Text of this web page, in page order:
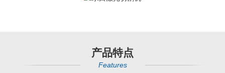
产品特点
Features